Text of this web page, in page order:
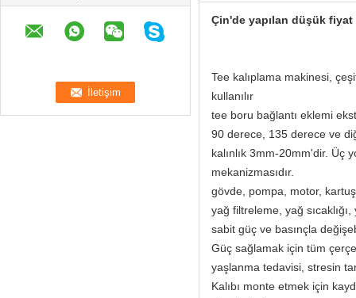
Çin'de yapılan düşük
Tee kalıplama makinesi,
kullanılır
tee boru bağlantı eklemi
90 derece, 135 derece ve
kalınlık 3mm-20mm'dir. Üç
mekanizmasıdır.
gövde, pompa, motor,
yağ filtreleme, yağ
sabit güç ve basınçla
Güç sağlamak için tüm
yaşlanma tedavisi, stresin
Kalıbı monte etmek için